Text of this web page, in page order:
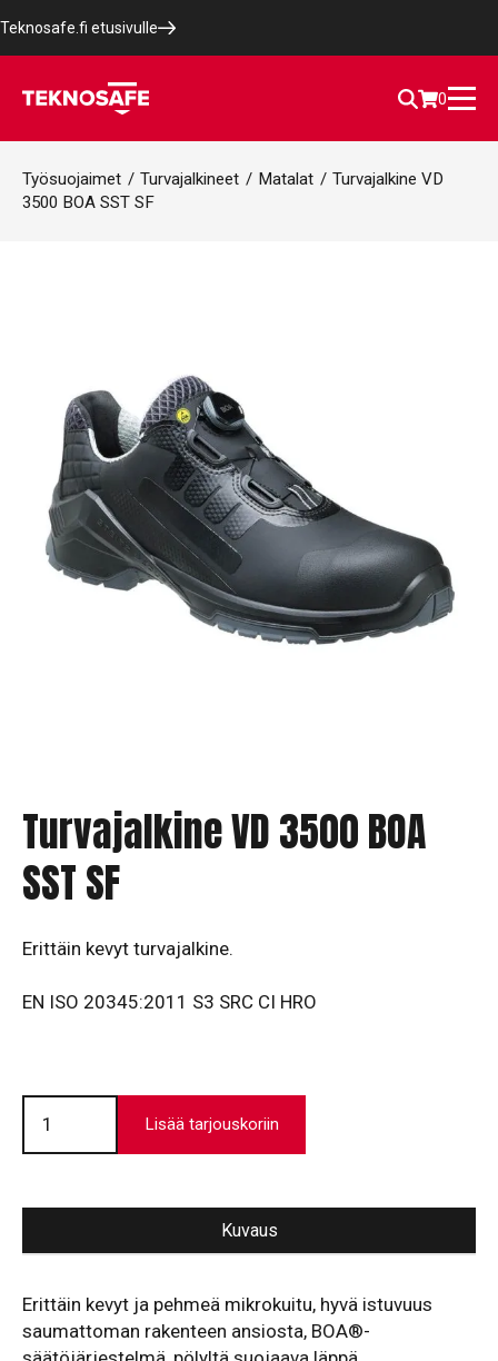
Teknosafe.fi etusivulle
0
Työsuojaimet / Turvajalkineet / Matalat / Turvajalkine VD
3500 BOA SST SF
Turvajalkine VD 3500 BOA
SST SF
Erittäin kevyt turvajalkine.
EN ISO 20345:2011 S3 SRC CI HRO
Turvajalkine
3500
BOA
Lisää tarjouskoriin
Kuvaus
Erittäin kevyt ja pehmeä mikrokuitu, hyvä istuvuus
saumattoman rakenteen ansiosta, BOA®-